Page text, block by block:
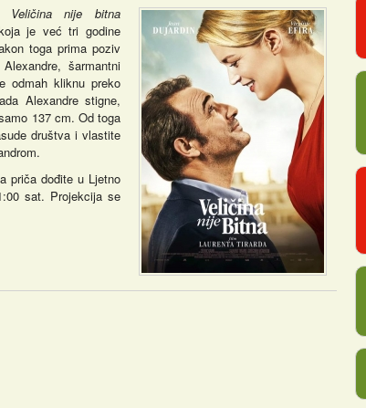
Veličina nije bitna
je već tri godine
toga prima poziv
šarmantni
odmah kliknu preko
Alexandre stigne,
137 cm. Od toga
društva i vlastite
priča dođite u Ljetno
sat. Projekcija se